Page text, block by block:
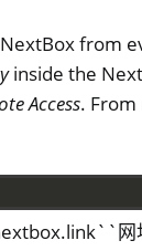
from
inside the
Access. From
网